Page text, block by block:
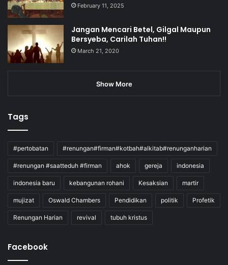
February 11, 2025
Jangan Mencari Betel, Gilgal Maupun
Bersyeba, Carilah Tuhan!!
March 21, 2020
Show More
Tags
#pertobatan #renungan#firman#kotbah#alkitab#renunganharian
#renungan #saatteduh #firman ahok gereja indonesia
indonesia baru kebangunan rohani Kesaksian martir
mujizat Oswald Chambers Pendidikan politik Profetik
Renungan Harian revival tubuh kristus
Facebook